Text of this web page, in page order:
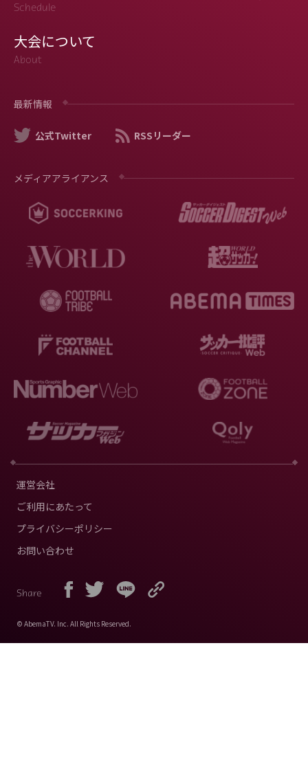
Schedule
大会について
About
最新情報
公式Twitter RSSリーダー
メディアアライアンス
運営会社
ご利用にあたって
プライバシーポリシー
お問い合わせ
Share
© AbemaTV. Inc. All Rights Reserved.